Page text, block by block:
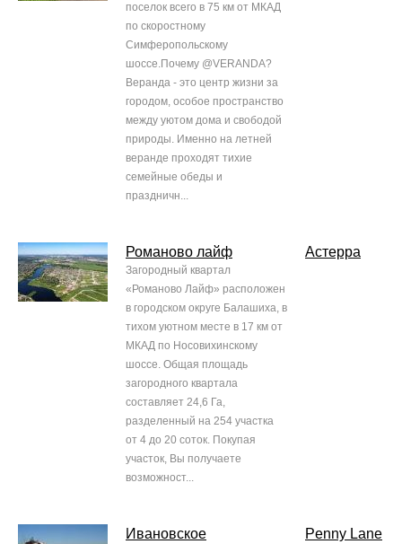
поселок всего в 75 км от МКАД
по скоростному
Симферопольскому
шоссе.Почему @VERANDA?
Веранда - это центр жизни за
городом, особое пространство
между уютом дома и свободой
природы. Именно на летней
веранде проходят тихие
семейные обеды и
праздничн...
Романово лайф
Загородный квартал
«Романово Лайф» расположен
в городском округе Балашиха, в
тихом уютном месте в 17 км от
МКАД по Носовихинскому
шоссе. Общая площадь
загородного квартала
составляет 24,6 Га,
разделенный на 254 участка
от 4 до 20 соток. Покупая
участок, Вы получаете
возможност...
Астерра
Ивановское
Penny Lane